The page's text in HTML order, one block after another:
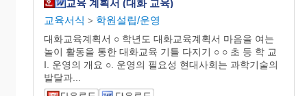
교육 계획서 (대화 교육)
교육서식 > 학원설립/운영
대화교육계획서 ○ 학년도 대화교육계획서 마음을 여는
놀이 활동을 통한 대화교육 기틀 다지기 ○ ○ 초 등 학 교
I. 운영의 개요 ○. 운영의 필요성 현대사회는 과학기술의
발달과...